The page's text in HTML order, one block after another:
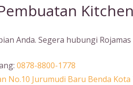
Anda. Segera hubungi
0878-8800-1778
No.10 Jurumudi Baru Benda